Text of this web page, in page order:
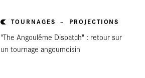
TOURNAGES PROJECTIONS
"The Angoulême Dispatch" : retour sur
un tournage angoumoisin